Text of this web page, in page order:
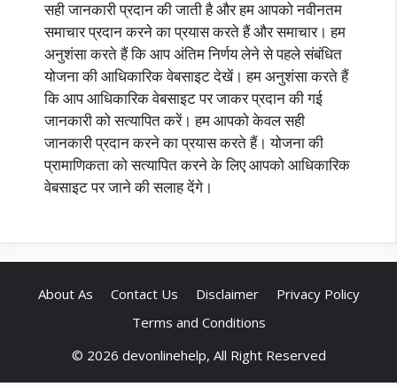
सही जानकारी प्रदान की जाती है और हम आपको नवीनतम
समाचार प्रदान करने का प्रयास करते हैं और समाचार। हम
अनुशंसा करते हैं कि आप अंतिम निर्णय लेने से पहले संबंधित
योजना की आधिकारिक वेबसाइट देखें। हम अनुशंसा करते हैं
कि आप आधिकारिक वेबसाइट पर जाकर प्रदान की गई
जानकारी को सत्यापित करें। हम आपको केवल सही
जानकारी प्रदान करने का प्रयास करते हैं। योजना की
प्रामाणिकता को सत्यापित करने के लिए आपको आधिकारिक
वेबसाइट पर जाने की सलाह देंगे।
About As Contact Us Disclaimer
Privacy Policy
Terms and Conditions
© 2026 devonlinehelp, All Right Reserved